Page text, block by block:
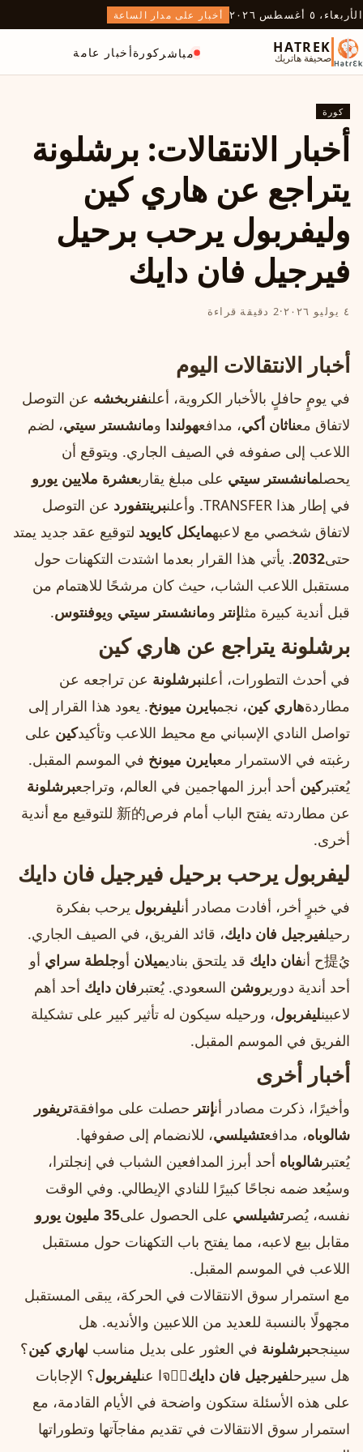
الأربعاء، ٥ أغسطس ٢٠٢٦ أخبار على مدار الساعة
HATREK
صحيفة هاتريك مباشر كورةأخبار عامة
كورة
أخبار الانتقالات: برشلونة
يتراجع عن هاري كين
وليفربول يرحب برحيل
فيرجيل فان دايك
٤ يوليو ٢٠٢٦ ·2 دقيقة قراءة
أخبار الانتقالات اليوم
في يومٍ حافلٍ بالأخبار الكروية، أعلنفنربخشه عن التوصل
لاتفاق معناثان أكي، مدافعهولندا ومانشستر سيتي، لضم
اللاعب إلى صفوفه في الصيف الجاري. ويتوقع أن
يحصلمانشستر سيتي على مبلغ يقاربعشرة ملايين يورو
في إطار هذا TRANSFER. وأعلن
برينتفورد عن التوصل
لاتفاق شخصي مع لاعبهمايكل كايويد لتوقيع عقد جديد يمتد
حتى2032. يأتي هذا القرار بعدما اشتدت التكهنات حول
مستقبل اللاعب الشاب، حيث كان مرشحًا للاهتمام من
قبل أندية كبيرة مثلإنتر ومانشستر سيتي ويوفنتوس.
برشلونة يتراجع عن هاري كين
في أحدث التطورات، أعلنبرشلونة عن تراجعه عن
مطاردةهاري كين، نجمبايرن ميونخ. يعود هذا القرار إلى
تواصل النادي الإسباني مع محيط اللاعب وتأكيدكين على
رغبته في الاستمرار معبايرن ميونخ في الموسم المقبل.
يُعتبركين أحد أبرز المهاجمين في العالم، وتراجعبرشلونة
عن مطاردته يفتح الباب أمام فرص新的 للتوقيع مع أندية
أخرى.
ليفربول يرحب برحيل فيرجيل فان دايك
في خبرٍ أخر، أفادت مصادر أنليفربول يرحب بفكرة
رحيلفيرجيل فان دايك، قائد الفريق، في الصيف الجاري.
يُ提ح أن
فان دايك قد يلتحق بناديميلان أوجلطة سراي أو
أحد أندية دوريروشن السعودي. يُعتبر فان دايك أحد أهم
لاعبينليفربول، ورحيله سيكون له تأثير كبير على تشكيلة
الفريق في الموسم المقبل.
أخبار أخرى
وأخيرًا، ذكرت مصادر أنإنتر حصلت على موافقةتريفور
شالوباه، مدافعتشيلسي، للانضمام إلى صفوفها.
يُعتبر شالوباه أحد أبرز المدافعين الشباب في إنجلترا،
وسيُعد ضمه نجاحًا كبيرًا للنادي الإيطالي. وفي الوقت
نفسه، يُصرتشيلسي على الحصول على35 مليون يورو
مقابل بيع لاعبه، مما يفتح باب التكهنات حول مستقبل
اللاعب في الموسم المقبل.
مع استمرار سوق الانتقالات في الحركة، يبقى المستقبل
مجهولًا بالنسبة للعديد من اللاعبين والأنديه. هل
سينجحبرشلونة في العثور على بديل مناسب لهاري كين؟
هل سيرحلفيرجيل فان دايكจรًا عن ليفربول؟ الإجابات
على هذه الأسئلة ستكون واضحة في الأيام القادمة، مع
استمرار سوق الانتقالات في تقديم مفاجآتها وتطوراتها